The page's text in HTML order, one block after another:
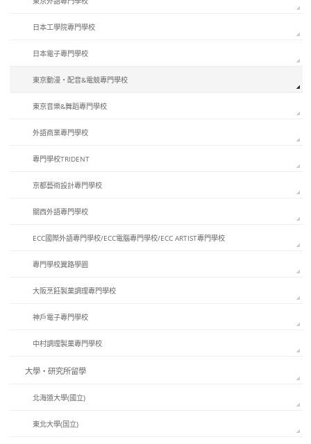
日本工學院專門學校
日本電子專門學校
東京動漫・配音&電競專門學校
東京音樂&舞蹈專門學校
外語商業專門學校
專門學校TRIDENT
京都藝術設計專門學校
關西外語專門學校
ECC國際外語專門學校/ECC電腦專門學校/ECC ARTIST專門學校
專門學校翼路學園
大阪烹飪製菓調理專門學校
神戶電子專門學校
中村調理製菓專門學校
大學・研究所留學
北海道大學(國立)
東北大學(国立)